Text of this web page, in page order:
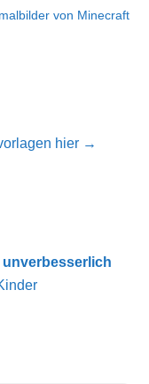
von Minecraft
hier →
unverbesserlich